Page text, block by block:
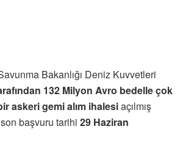
Bakanlığı Deniz Kuvvetleri
132 Milyon Avro bedelle çok
askeri gemialım ihalesiaçılmış
sonbaşvurutarihi29 Haziran